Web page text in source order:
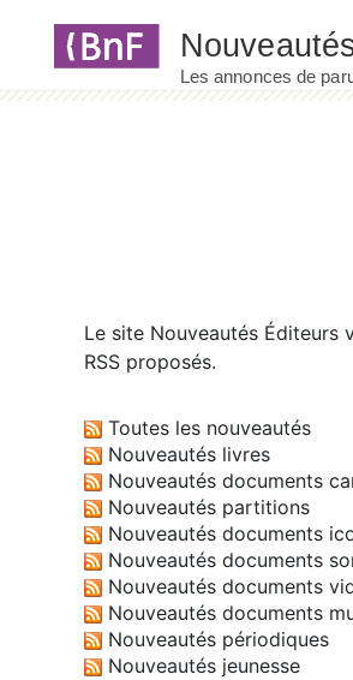
Le site Nouveautés Éditeurs
RSS proposés.
Toutes les nouveautés
Nouveautés livres
Nouveautés documents
Nouveautés partitions
Nouveautés documents
Nouveautés documents
Nouveautés documents
Nouveautés documents
Nouveautés périodiques
Nouveautés jeunesse